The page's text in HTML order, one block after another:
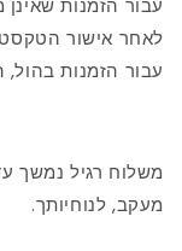
לאחר אישור
עבור הזמנות
מעקב, לנוחיותך.